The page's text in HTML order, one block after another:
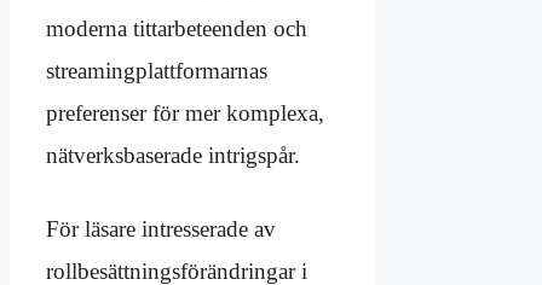
moderna tittarbeteenden och
streamingplattformarnas
preferenser för mer komplexa,
nätverksbaserade intrigspår.
För läsare intresserade av
rollbesättningsförändringar i